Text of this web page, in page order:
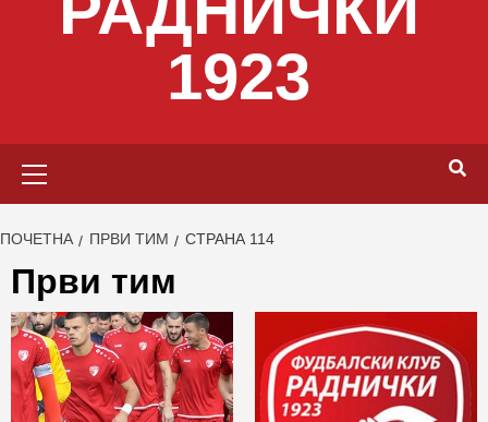
1923
ПОЧЕТНА ПРВИ ТИМ СТРАНА 114
Први тим